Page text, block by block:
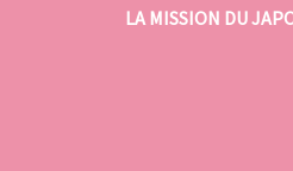
LA MISSION DU